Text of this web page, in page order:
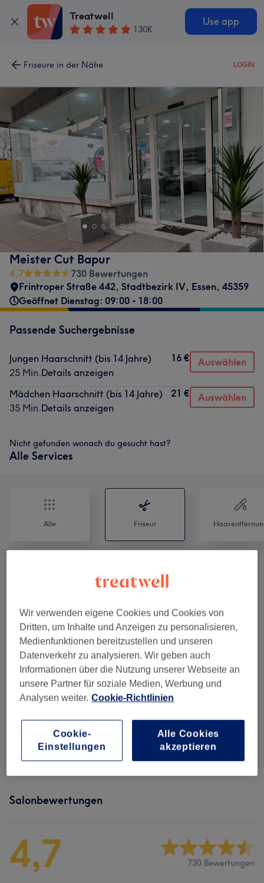
Treatwell
130K
Use app
Friseure in der Nähe LOGIN
Meister Cut Bapur
4,7
730 Bewertungen
Frintroper Straße 442, Stadtbezirk IV, Essen, 45359
Geöffnet Dienstag: 09:00 - 18:00
Passende Suchergebnisse
Jungen Haarschnitt (bis 14 Jahre)
25 Min.Details anzeigen
16 € Auswählen
Mädchen Haarschnitt (bis 14 Jahre)
35 Min.Details anzeigen
21 € Auswählen
Nicht gefunden wonach du gesucht hast?
Alle Services
Alle Friseur
Damen - Haarschnitte & Stylings (4
Damen - Colorationen, Schnitte & Föhnen
Inkl. Styling ( 6)
ab 47 €
Damen - Colorationen & Föhnen Inkl.
Styling (6)
ab 36 €
Herren - Haarschnitte & Stylings (7)
Haarkuren & Pflege (3)
Kinder - Haarschnitte & Stylings 2) ab 16 €
Salonbewertungen
4,7 730 Bewertungen
Wir verwenden eigene Cookies und Cookies von
Dritten, um Inhalte und Anzeigen zu personalisieren,
Medienfunktionen bereitzustellen und unseren
Datenverkehr zu analysieren. Wir geben auch
Informationen über die Nutzung unserer Webseite an
unsere Partner für soziale Medien, Werbung und
Analysen weiter. Cookie-Richtlinien
Cookie-
Einstellungen
Alle Cookies
akzeptieren